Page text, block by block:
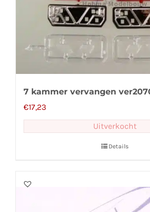
7 kammer vervangen
€17,23
Uitverkocht
Details